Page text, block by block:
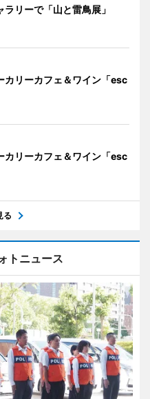
リーで「山と雷鳥展」
カリーカフェ＆ワイン「esc
カリーカフェ＆ワイン「esc
る
トニュース